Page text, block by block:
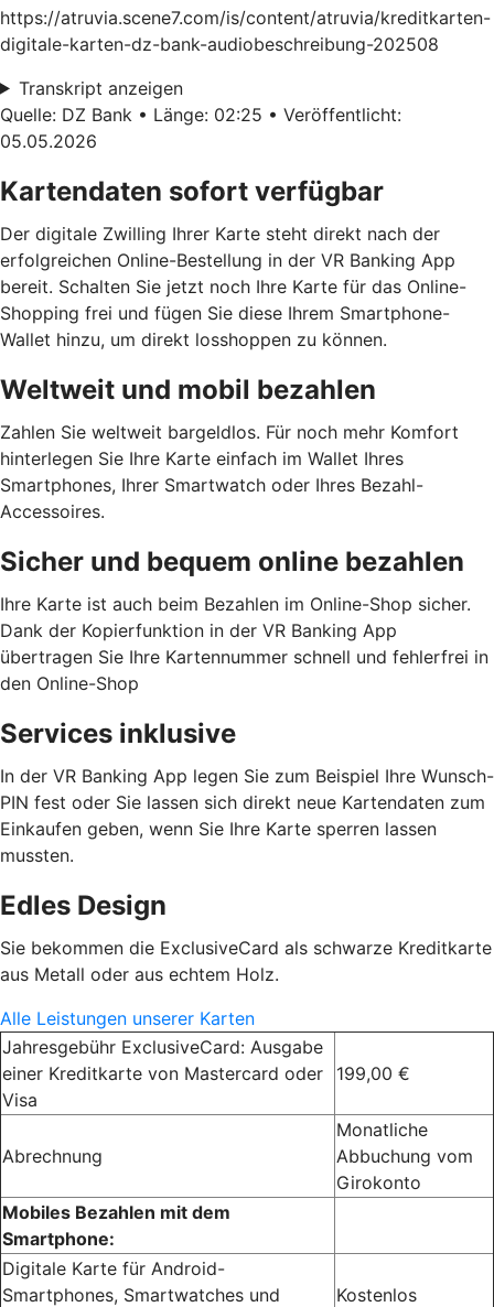
https://atruvia.scene7.com/is/content/atruvia/kreditkarten-
digitale-karten-dz-bank-audiobeschreibung-202508
Transkript anzeigen
Quelle: DZ Bank • Länge: 02:25 • Veröffentlicht:
05.05.2026
Kartendaten sofort verfügbar
Der digitale Zwilling Ihrer Karte steht direkt nach der
erfolgreichen Online-Bestellung in der VR Banking App
bereit. Schalten Sie jetzt noch Ihre Karte für das Online-
Shopping frei und fügen Sie diese Ihrem Smartphone-
Wallet hinzu, um direkt losshoppen zu können.
Weltweit und mobil bezahlen
Zahlen Sie weltweit bargeldlos. Für noch mehr Komfort
hinterlegen Sie Ihre Karte einfach im Wallet Ihres
Smartphones, Ihrer Smartwatch oder Ihres Bezahl-
Accessoires.
Sicher und bequem online bezahlen
Ihre Karte ist auch beim Bezahlen im Online-Shop sicher.
Dank der Kopierfunktion in der VR Banking App
übertragen Sie Ihre Kartennummer schnell und fehlerfrei in
den Online-Shop
Services inklusive
In der VR Banking App legen Sie zum Beispiel Ihre Wunsch-
PIN fest oder Sie lassen sich direkt neue Kartendaten zum
Einkaufen geben, wenn Sie Ihre Karte sperren lassen
mussten.
Edles Design
Sie bekommen die ExclusiveCard als schwarze Kreditkarte
aus Metall oder aus echtem Holz.
Alle Leistungen unserer Karten
Jahresgebühr ExclusiveCard: Ausgabe
einer Kreditkarte von Mastercard oder
Visa
199,00 €
Abrechnung
Monatliche
Abbuchung vom
Girokonto
Mobiles Bezahlen mit dem
Smartphone:
Digitale Karte für Android-
Smartphones, Smartwatches und
Kostenlos